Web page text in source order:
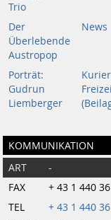
Trio
Der
Überlebende
Austropop
News
Porträt:
Gudrun
Liemberger
KOMMUNIKATION
ART
-
FAX
+ 43 1 440
TEL
+ 43 1 440